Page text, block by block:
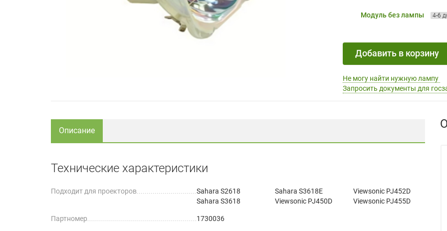
Модуль без лампы 4-6
Добавить в корзину
Не могу найти нужную лампу
Запросить документы для
Описание
Технические характеристики
Подходит для проекторов
Sahara S2618
Sahara S3618
Sahara S3618E
Viewsonic PJ450D
Viewsonic PJ452D
Viewsonic PJ455D
Партномер 1730036